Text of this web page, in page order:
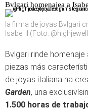
Bvlgari homenajea a
la firma de joyas Bvlgari
Isabel II (Foto:
Bvlgari rinde
piezas más
de joyas italiana ha
Garden, una
1.500 horas de